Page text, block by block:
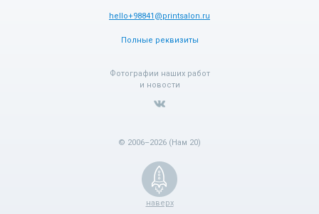
hello+98841@printsalon.ru
Полные реквизиты
Фотографии наших работ
и новости
© 2006–2026 (Нам 20)
наверх